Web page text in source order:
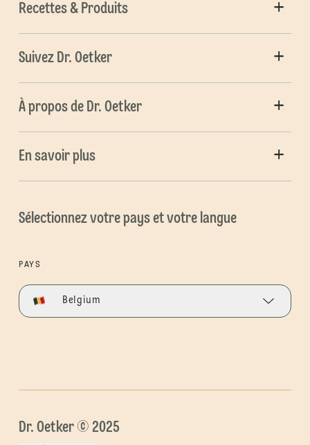
Recettes & Produits
Suivez Dr. Oetker
À propos de Dr. Oetker
En savoir plus
Sélectionnez votre pays et votre langue
PAYS
Belgium
Dr. Oetker © 2025